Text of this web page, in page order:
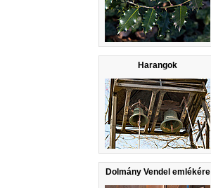
Harangok
Dolmány Vendel emlékére